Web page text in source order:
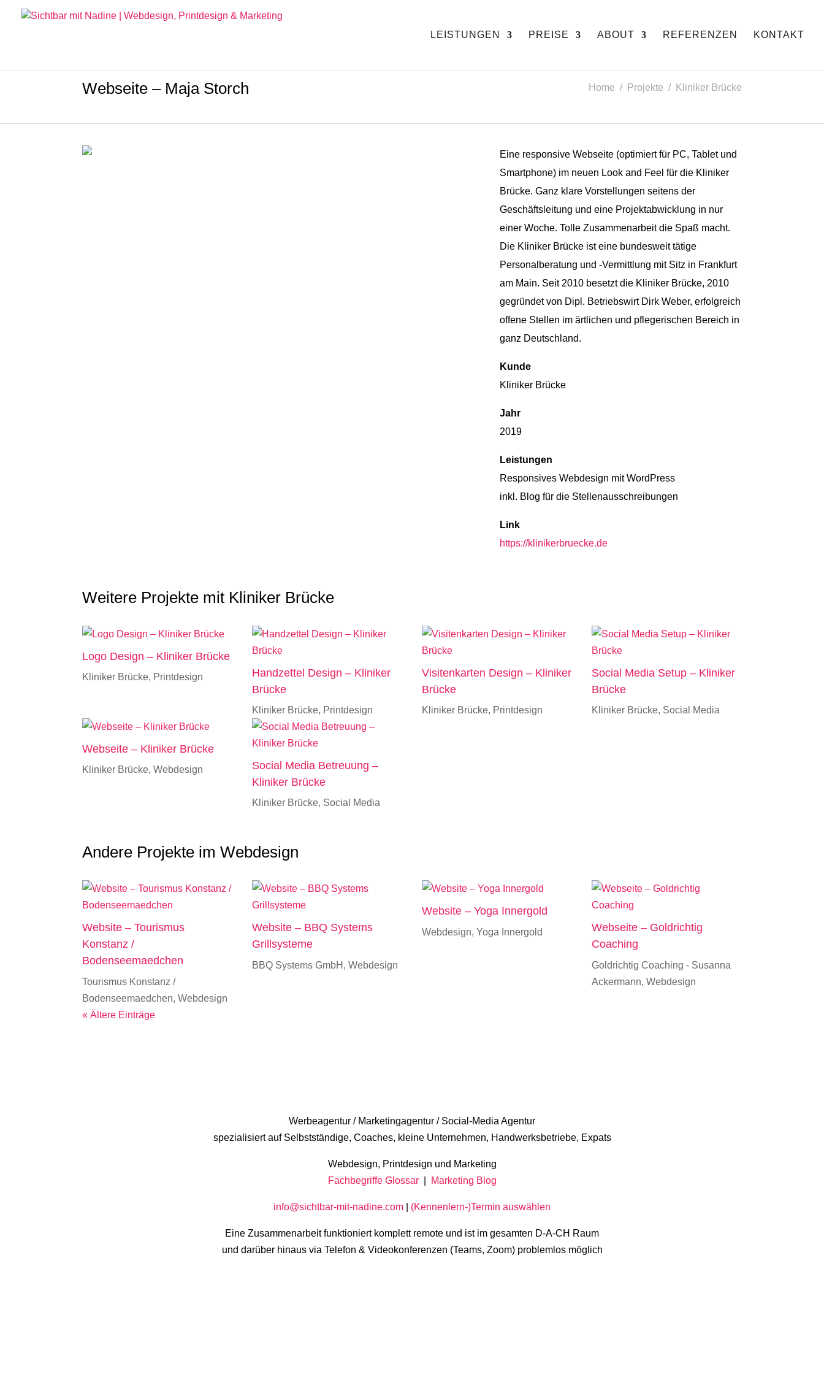
LEISTUNGEN PREISE ABOUT REFERENZEN KONTAKT
Webseite – Maja Storch Home / Projekte / Kliniker Brücke
Eine responsive Webseite (optimiert für PC, Tablet und
Smartphone) im neuen Look and Feel für die Kliniker
Brücke. Ganz klare Vorstellungen seitens der
Geschäftsleitung und eine Projektabwicklung in nur
einer Woche. Tolle Zusammenarbeit die Spaß macht.
Die Kliniker Brücke ist eine bundesweit tätige
Personalberatung und -Vermittlung mit Sitz in Frankfurt
am Main. Seit 2010 besetzt die Kliniker Brücke, 2010
gegründet von Dipl. Betriebswirt Dirk Weber, erfolgreich
offene Stellen im ärtlichen und pflegerischen Bereich in
ganz Deutschland.
Kunde
Kliniker Brücke
Jahr
2019
Leistungen
Responsives Webdesign mit WordPress
inkl. Blog für die Stellenausschreibungen
Link
https://klinikerbruecke.de
Weitere Projekte mit Kliniker Brücke
Logo Design – Kliniker Brücke
Kliniker Brücke, Printdesign
Handzettel Design – Kliniker
Brücke
Kliniker Brücke, Printdesign
Visitenkarten Design – Kliniker
Brücke
Kliniker Brücke, Printdesign
Social Media Setup – Kliniker
Brücke
Kliniker Brücke, Social Media
Webseite – Kliniker Brücke
Kliniker Brücke,Webdesign
Social Media Betreuung –
Kliniker Brücke
Kliniker Brücke, Social Media
Andere Projekte im Webdesign
Website – Tourismus
Konstanz /
Bodenseemaedchen
Tourismus Konstanz /
Bodenseemaedchen,Webdesign
Website – BBQ Systems
Grillsysteme
BBQ Systems GmbH ,Webdesign
Website – Yoga Innergold
Webdesign,Yoga Innergold
Webseite – Goldrichtig
Coaching
Goldrichtig Coaching - Susanna
Ackermann, Webdesign
« Ältere Einträge
Werbeagentur / Marketingagentur / Social-Media Agentur
spezialisiert auf Selbstständige, Coaches, kleine Unternehmen, Handwerksbetriebe, Expats
Webdesign, Printdesign und Marketing
Fachbegriffe Glossar| Marketing Blog
info@sichtbar-mit-nadine.com (Kennenlern-)Termin auswählen
Eine Zusammenarbeit funktioniert komplett remote und ist im gesamten D-A-CH Raum
und darüber hinaus via Telefon & Videokonferenzen (Teams, Zoom) problemlos möglich